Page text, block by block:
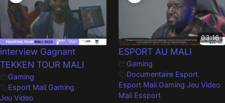
interview Gagnant
TEKKEN TOUR MALI
Gaming
Esport Mali Gaming
Jeu Video
03:16
ESPORT AU MALI
Gaming
Documentaire Esport
Esport Mali Gaming Jeu Video
Mali Essport